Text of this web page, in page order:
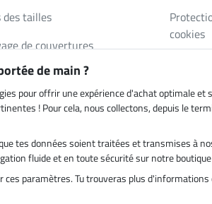
des tailles
de couvertures
de catalogue
cookies
par
de main ?
pour offrir une expérience d'achat optimale
! Pour cela, nous collectons, depuis le
tes données soient traitées et transmises à
fluide et en toute sécurité sur notre
paramètres. Tu trouveras plus